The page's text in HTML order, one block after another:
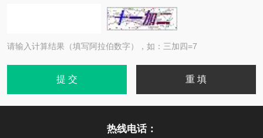
请输入计算结果（填写阿拉伯数字），如：三加四=7
热线电话：